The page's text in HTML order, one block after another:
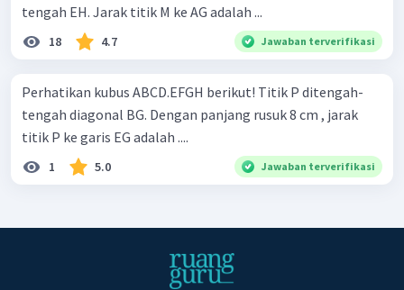
tengah EH. Jarak titik M ke AG adalah ...
18 4.7 Jawaban terverifikasi
Perhatikan kubus ABCD.EFGH berikut! Titik P ditengah-
tengah diagonal BG. Dengan panjang rusuk 8 cm , jarak
titik P ke garis EG adalah ....
1 5.0 Jawaban terverifikasi